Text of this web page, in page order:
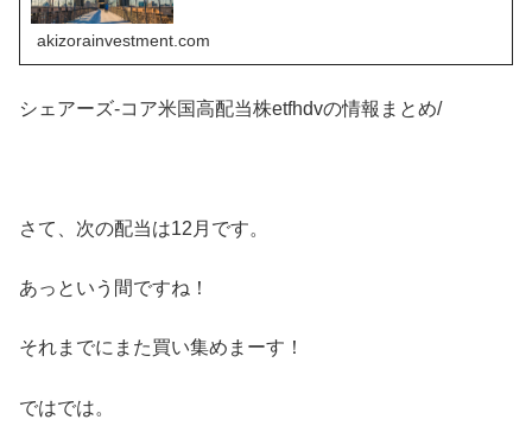
akizorainvestment.com
シェアーズ-コア米国高配当株etfhdvの情報まとめ/
さて、次の配当は12月です。
あっという間ですね！
それまでにまた買い集めまーす！
ではでは。